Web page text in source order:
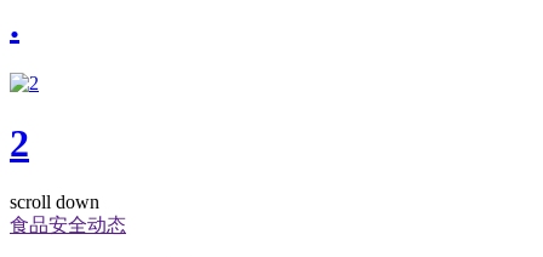
.
2
scroll down
食品安全动态